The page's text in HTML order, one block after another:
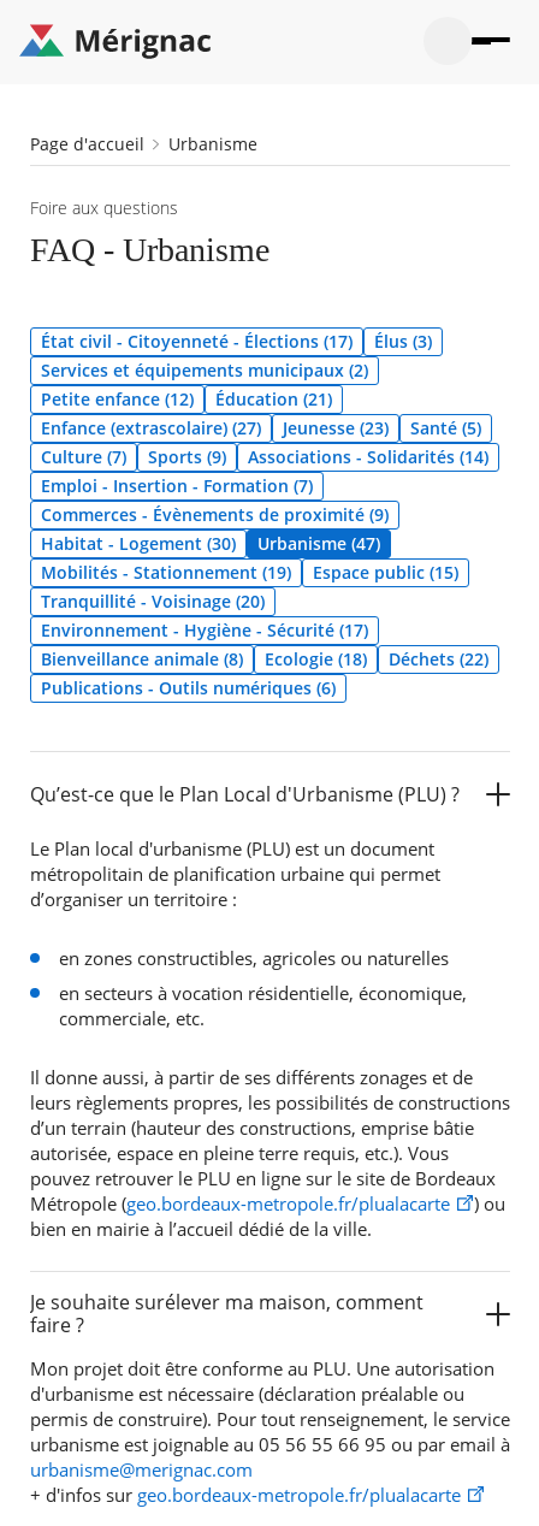
contenu
principal
page
d'accueil
21° Moyen
Les
alertes
Agenda
Actualités
FAQ
Kiosque
Espace de services en ligne
Facebook
X Instagram
Youtube
Linkedin
le
Mon quotidien
Participation citoyenne
à
Mes démarches
Mes
Mon Profil
le
Fil
d'Ariane
Page d'accueil Urbanisme
Foire aux questions
FAQ - Urbanisme
État civil - Citoyenneté - Élections (17)
Élus (3)
Services et équipements municipaux (2)
Petite enfance (12)
Éducation (21)
Enfance (extrascolaire) (27)
Jeunesse (23)
Santé (5)
Culture (7)
Sports (9)
Associations - Solidarités (14)
Emploi - Insertion - Formation (7)
Commerces - Évènements de proximité (9)
Habitat - Logement (30)
Urbanisme (47)
Mobilités - Stationnement (19)
Espace public (15)
Tranquillité - Voisinage (20)
Environnement - Hygiène - Sécurité (17)
Bienveillance animale (8)
Ecologie (18)
Déchets (22)
Publications - Outils numériques (6)
Qu’est-ce que le Plan Local d'Urbanisme (PLU) ?
Le Plan local d'urbanisme (PLU) est un document
métropolitain de planification urbaine qui permet
d’organiser un territoire :
en zones constructibles, agricoles ou naturelles
en secteurs à vocation résidentielle, économique,
commerciale, etc.
Il donne aussi, à partir de ses différents zonages et de
leurs règlements propres, les possibilités de constructions
d’un terrain (hauteur des constructions, emprise bâtie
autorisée, espace en pleine terre requis, etc.). Vous
pouvez retrouver le PLU en ligne sur le site de Bordeaux
Métropole (geo.bordeaux-metropole.fr/plualacarte
) ou
bien en mairie à l’accueil dédié de la ville.
Je souhaite surélever ma maison, comment
faire ?
Mon projet doit être conforme au PLU. Une autorisation
d'urbanisme est nécessaire (déclaration préalable ou
permis de construire). Pour tout renseignement, le service
urbanisme est joignable au 05 56 55 66 95 ou par email à
urbanisme@merignac.com
+ d'infos sur geo.bordeaux-metropole.fr/plualacarte